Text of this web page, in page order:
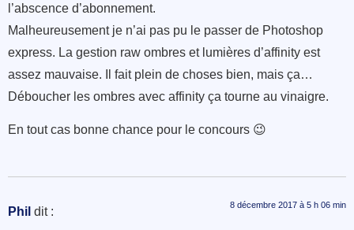
l’abscence d’abonnement.
Malheureusement je n’ai pas pu le passer de Photoshop
express. La gestion raw ombres et lumières d’affinity est
assez mauvaise. Il fait plein de choses bien, mais ça…
Déboucher les ombres avec affinity ça tourne au vinaigre.
En tout cas bonne chance pour le concours 😉
Phil dit : 8 décembre 2017 à 5 h 06 min